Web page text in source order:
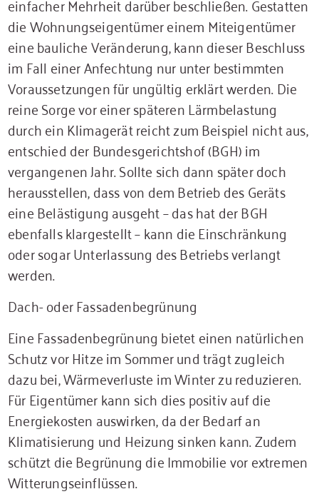
die Wohnungseigentümer einem Miteigentümer
eine bauliche Veränderung, kann dieser Beschluss
im Fall einer Anfechtung nur unter bestimmten
Voraussetzungen für ungültig erklärt werden. Die
reine Sorge vor einer späteren Lärmbelastung
durch ein Klimagerät reicht zum Beispiel nicht aus,
entschied der Bundesgerichtshof (BGH) im
vergangenen Jahr. Sollte sich dann später doch
herausstellen, dass von dem Betrieb des Geräts
eine Belästigung ausgeht – das hat der BGH
ebenfalls klargestellt – kann die Einschränkung
oder sogar Unterlassung des Betriebs verlangt
werden.
Dach- oder Fassadenbegrünung
Eine Fassadenbegrünung bietet einen natürlichen
Schutz vor Hitze im Sommer und trägt zugleich
dazu bei, Wärmeverluste im Winter zu reduzieren.
Für Eigentümer kann sich dies positiv auf die
Energiekosten auswirken, da der Bedarf an
Klimatisierung und Heizung sinken kann. Zudem
schützt die Begrünung die Immobilie vor extremen
Witterungseinflüssen.